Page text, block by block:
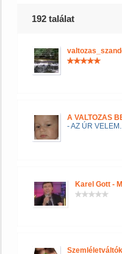
192 találat
A VALTOZAS
- AZ ÚR
Karel Gott -